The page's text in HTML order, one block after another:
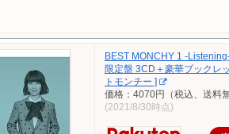
BEST MONCHY 1 -
限定盤 3CD＋豪華ブックレ
トモンチー ]
価格：4070円（税込、送料
(2021/8/30時点)